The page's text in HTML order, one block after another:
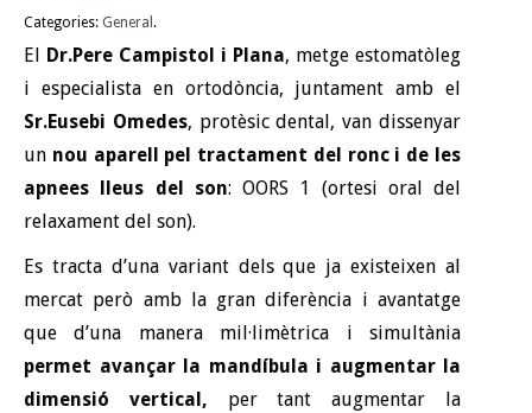
Categories: General .
El Dr.Pere Campistol i Plana, metge estomatòleg
i especialista en ortodòncia, juntament amb el
Sr.Eusebi Omedes, protèsic dental, van dissenyar
un nou aparell pel tractament del ronc i de les
apnees lleus del son: OORS 1 (ortesi oral del
relaxament del son).
Es tracta d’una variant dels que ja existeixen al
mercat però amb la gran diferència i avantatge
que d’una manera mil·limètrica i simultània
permet avançar la mandíbula i augmentar la
dimensió vertical, per tant augmentar la